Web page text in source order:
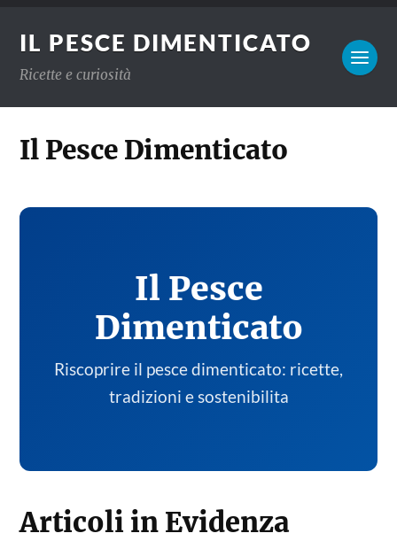
IL PESCE DIMENTICATO
Ricette e curiosità
Il Pesce Dimenticato
Il Pesce
Dimenticato
Riscoprire il pesce dimenticato: ricette,
tradizioni e sostenibilita
Articoli in Evidenza